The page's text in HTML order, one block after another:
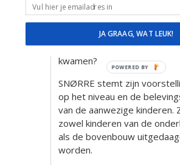
meedoen met de
en zich na afloop nog steeds
afvragen waar die brandende
spekjes nou ineens vandaan
kwamen?
SNØRRE stemt zijn
op het niveau en de
van de aanwezige kinderen.
zowel kinderen van de
als de bovenbouw
worden.
JA GRAAG, WAT LEUK!
POWERED BY